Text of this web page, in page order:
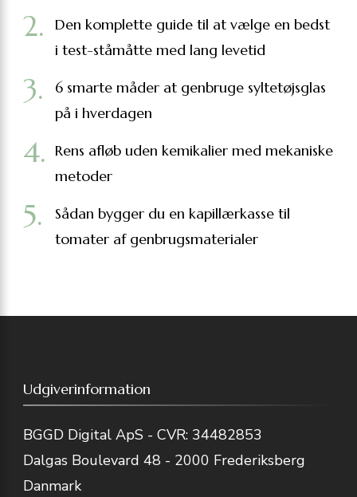
Den komplette guide til at vælge en bedst
i test-ståmåtte med lang levetid
6 smarte måder at genbruge syltetøjsglas
på i hverdagen
Rens afløb uden kemikalier med mekaniske
metoder
Sådan bygger du en kapillærkasse til
tomater af genbrugsmaterialer
Udgiverinformation
BGGD Digital ApS - CVR: 34482853
Dalgas Boulevard 48 - 2000 Frederiksberg
Danmark